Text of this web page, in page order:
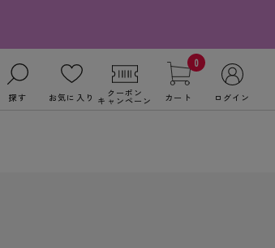
探す お気に入り クーポン
キャンペーン
0
カート ログイン